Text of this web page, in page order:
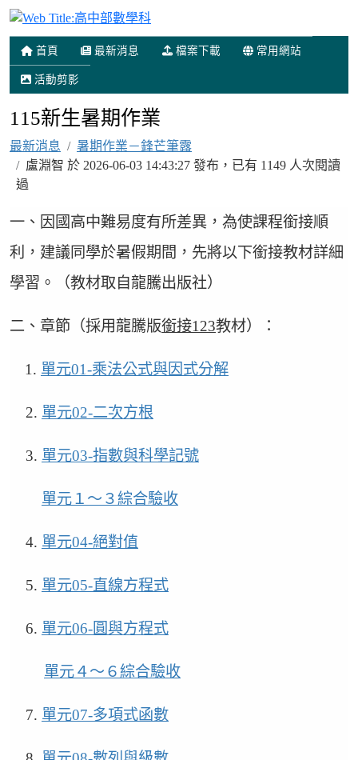
高中部數學科
首頁 最新消息 檔案下載 常用網站
活動剪影
115新生暑期作業
最新消息
暑期作業－鋒芒筆露
盧淵智 於 2026-06-03 14:43:27 發布，已有 1149 人次閱讀
過
一、因國高中難易度有所差異，為使課程銜接順
利，建議同學於暑假期間，先將以下銜接教材詳細
學習。（教材取自龍騰出版社）
二、章節（採用龍騰版銜接123教材）：
1. 單元01-乘法公式與因式分解
2. 單元02-二次方根
3. 單元03-指數與科學記號
單元１～３綜合驗收
4. 單元04-絕對值
5. 單元05-直線方程式
6. 單元06-圓與方程式
單元４～６綜合驗收
7. 單元07-多項式函數